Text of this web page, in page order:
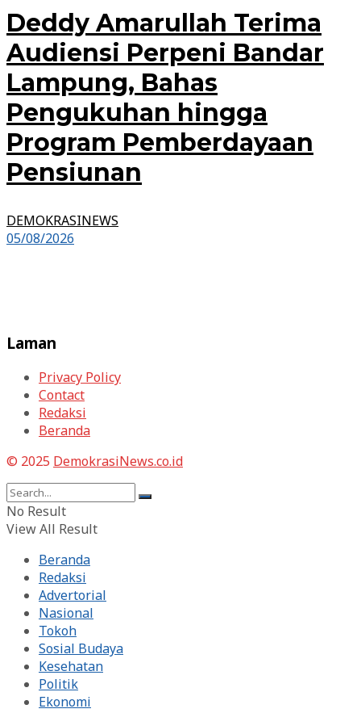
Deddy Amarullah Terima
Audiensi Perpeni Bandar
Lampung, Bahas
Pengukuhan hingga
Program Pemberdayaan
Pensiunan
DEMOKRASINEWS
05/08/2026
Laman
Privacy Policy
Contact
Redaksi
Beranda
© 2025 DemokrasiNews.co.id
No Result
View All Result
Beranda
Redaksi
Advertorial
Nasional
Tokoh
Sosial Budaya
Kesehatan
Politik
Ekonomi